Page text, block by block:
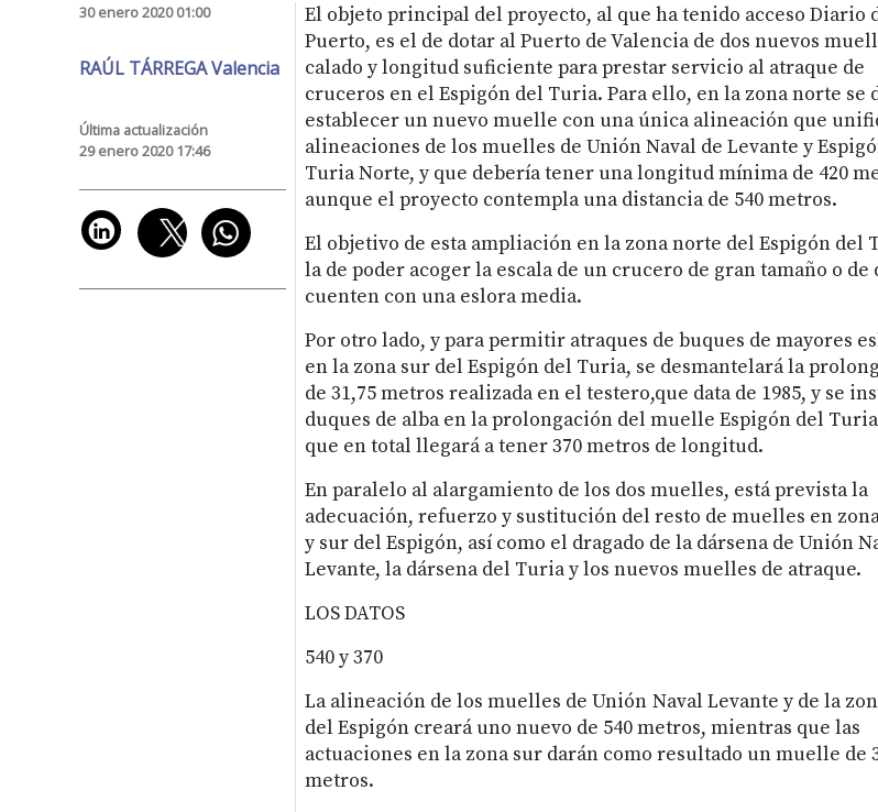
30 enero 2020 01:00
RAÚL TÁRREGA Valencia
Última actualización
29 enero 2020 17:46
El objeto principal del proyecto, al que ha tenido acceso Diario
Puerto, es el de dotar al Puerto de Valencia de dos nuevos
calado y longitud suficiente para prestar servicio al atraque de
cruceros en el Espigón del Turia. Para ello, en la zona norte se
establecer un nuevo muelle con una única alineación que
alineaciones de los muelles de Unión Naval de Levante y
Turia Norte, y que debería tener una longitud mínima de 420
aunque el proyecto contempla una distancia de 540 metros.
El objetivo de esta ampliación en la zona norte del Espigón del
la de poder acoger la escala de un crucero de gran tamaño o de
cuenten con una eslora media.
Por otro lado, y para permitir atraques de buques de mayores
en la zona sur del Espigón del Turia, se desmantelará la
de 31,75 metros realizada en el testero,que data de 1985, y se
duques de alba en la prolongación del muelle Espigón del Turia
que en total llegará a tener 370 metros de longitud.
En paralelo al alargamiento de los dos muelles, está prevista la
adecuación, refuerzo y sustitución del resto de muelles en
y sur del Espigón, así como el dragado de la dársena de Unión
Levante, la dársena del Turia y los nuevos muelles de atraque.
LOS DATOS
540 y 370
La alineación de los muelles de Unión Naval Levante y de la
del Espigón creará uno nuevo de 540 metros, mientras que las
actuaciones en la zona sur darán como resultado un muelle de
metros.